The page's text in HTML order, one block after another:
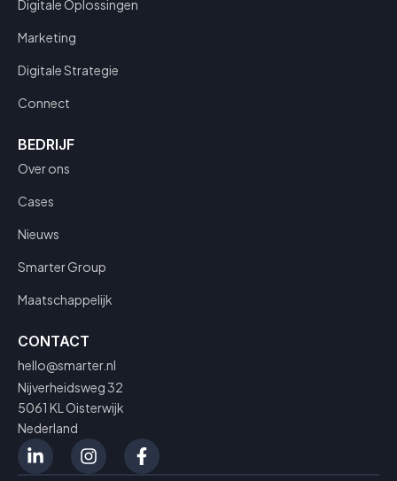
Digitale Oplossingen
Marketing
Digitale Strategie
Connect
BEDRIJF
Over ons
Cases
Nieuws
Smarter Group
Maatschappelijk
CONTACT
hello@smarter.nl
Nijverheidsweg 32
5061 KL Oisterwijk
Nederland